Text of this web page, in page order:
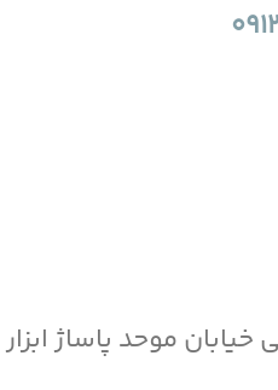
موحد پاساژ ابزار